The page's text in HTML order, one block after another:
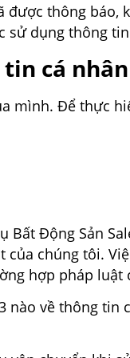
thông báo,
dụng thông
cá nhân
mình. Để thực
Động Sản
chúng tôi.
hợp pháp luật
nào về thông tin